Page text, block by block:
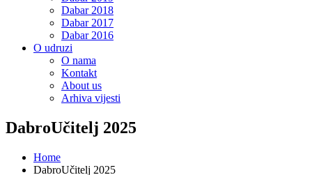
Dabar 2018
Dabar 2017
Dabar 2016
O udruzi
O nama
Kontakt
About us
Arhiva vijesti
DabroUčitelj 2025
Home
DabroUčitelj 2025